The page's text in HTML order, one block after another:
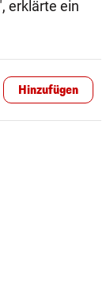
erklärte ein
Hinzufügen